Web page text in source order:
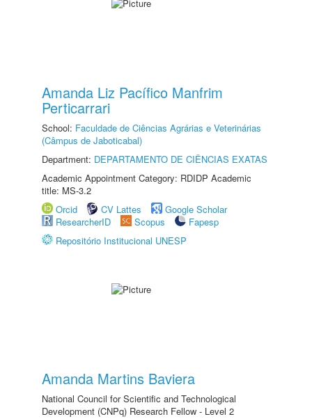
Amanda Liz Pacífico Manfrim
Perticarrari
School: Faculdade de Ciências Agrárias e Veterinárias
(Câmpus de Jaboticabal)
Department: DEPARTAMENTO DE CIÊNCIAS EXATAS
Academic Appointment Category: RDIDP Academic
title: MS-3.2
Orcid
CV Lattes
Google Scholar
ResearcherID
Scopus
Fapesp
Repositório Institucional UNESP
Amanda Martins Baviera
National Council for Scientific and Technological
Development (CNPq) Research Fellow - Level 2